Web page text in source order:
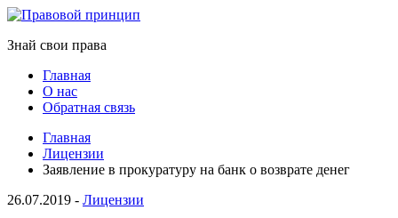
Знай свои права
Главная
О нас
Обратная связь
Главная
Лицензии
Заявление в прокуратуру на банк о возврате денег
26.07.2019 - Лицензии